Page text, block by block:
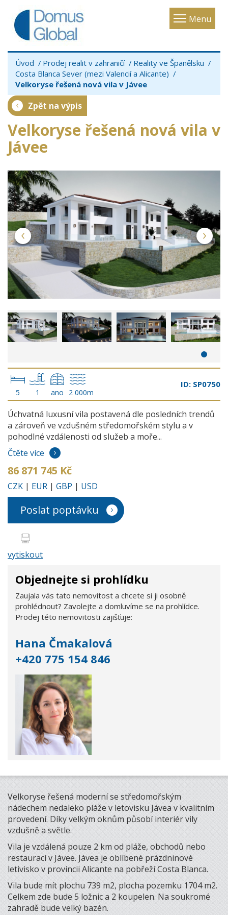
Menu
Toggle
Úvod Prodej realit v zahraničí
Reality ve Španělsku
Costa Blanca Sever (mezi Valencií a Alicante)
Velkoryse řešená nová vila v Jávee
Zpět na výpis
Velkoryse řešená nová vila v
Jávee
5 1 ano 2 000m
ID: SP0750
Úchvatná luxusní vila postavená dle posledních trendů
a zároveň ve vzdušném středomořském stylu a v
pohodlné vzdálenosti od služeb a moře...
Čtěte více
86 871 745 Kč
CZK | EUR | GBP | USD
Poslat poptávku
vytiskout
Objednejte si prohlídku
Zaujala vás tato nemovitost a chcete si ji osobně
prohlédnout? Zavolejte a domluvíme se na prohlídce.
Prodej této nemovitosti zajišťuje:
Hana Čmakalová
+420 775 154 846
Velkoryse řešená moderní se středomořským
nádechem nedaleko pláže v letovisku Jávea v kvalitním
provedení. Díky velkým oknům působí interiér vily
vzdušně a světle.
Vila je vzdálená pouze 2 km od pláže, obchodů nebo
restaurací v Jávee. Jávea je oblíbené prázdninové
letivisko v provincii Alicante na pobřeží Costa Blanca.
Vila bude mít plochu 739 m2, plocha pozemku 1704 m2.
Celkem zde bude 5 ložnic a 2 koupelen. Na soukromé
zahradě bude velký bazén.